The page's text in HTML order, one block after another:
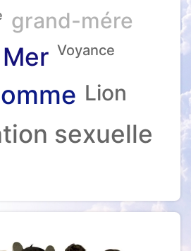
grand-mére
Mer Voyance
Lion
sexuelle